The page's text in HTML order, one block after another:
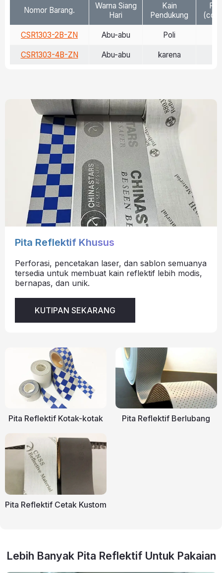
Nomor Barang.
CSR1303-2B-ZN
CSR1303-4B-ZN
Warna Siang
Hari
Abu-abu
Abu-abu
Kain
Pendukung
Poli
karena
(cd/
Pita Reflektif Khusus
Perforasi, pencetakan laser, dan sablon semuanya
tersedia untuk membuat kain reflektif lebih modis,
bernapas, dan unik.
KUTIPAN SEKARANG
Pita Reflektif Kotak-kotak Pita Reflektif Berlubang
Pita Reflektif Cetak Kustom
Lebih Banyak Pita Reflektif Untuk Pakaian